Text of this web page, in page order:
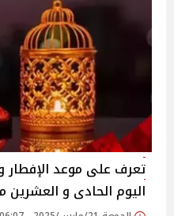
تعرف على موعد
اليوم الحادى و